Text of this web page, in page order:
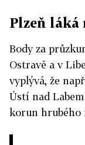
Plzeň
Body za
Ostravě a v
vyplývá, že
Ústí nad
korun hrubého